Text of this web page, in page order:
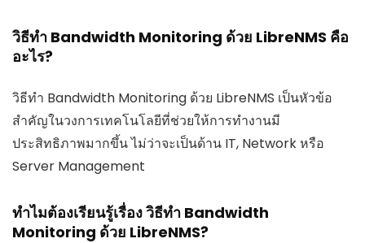
วิธีทำ Bandwidth Monitoring ด้วย LibreNMS คือ
อะไร?
วิธีทำ Bandwidth Monitoring ด้วย LibreNMS เป็นหัวข้อ
สำคัญในวงการเทคโนโลยีที่ช่วยให้การทำงานมี
ประสิทธิภาพมากขึ้น ไม่ว่าจะเป็นด้าน IT, Network หรือ
Server Management
ทำไมต้องเรียนรู้เรื่อง วิธีทำ Bandwidth
Monitoring ด้วย LibreNMS?